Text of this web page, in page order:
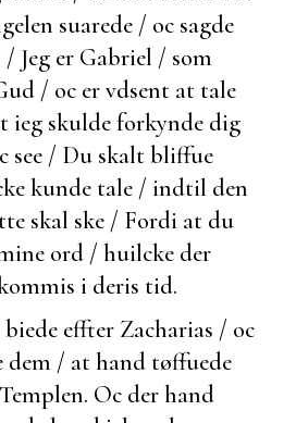
suarede / oc sagde
Jeg er Gabriel / som
/ oc er vdsent at tale
ieg skulde forkynde dig
see / Du skalt bliffue
kunde tale / indtil den
skal ske / Fordi at du
ord / huilcke der
i deris tid.
biede effter Zacharias / oc
dem / at hand tøffuede
Oc der hand